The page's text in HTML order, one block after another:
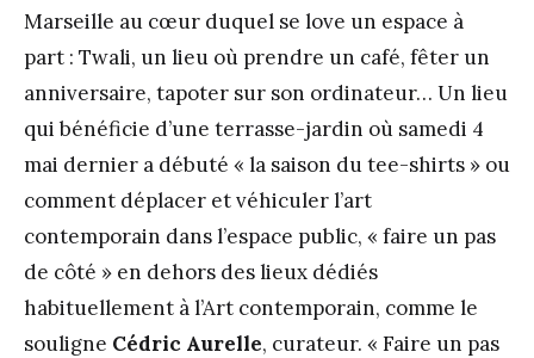
Marseille au cœur duquel se love un espace à
part : Twali, un lieu où prendre un café, fêter un
anniversaire, tapoter sur son ordinateur… Un lieu
qui bénéficie d’une terrasse-jardin où samedi 4
mai dernier a débuté « la saison du tee-shirts » ou
comment déplacer et véhiculer l’art
contemporain dans l’espace public, « faire un pas
de côté » en dehors des lieux dédiés
habituellement à l’Art contemporain, comme le
souligne Cédric Aurelle, curateur. « Faire un pas